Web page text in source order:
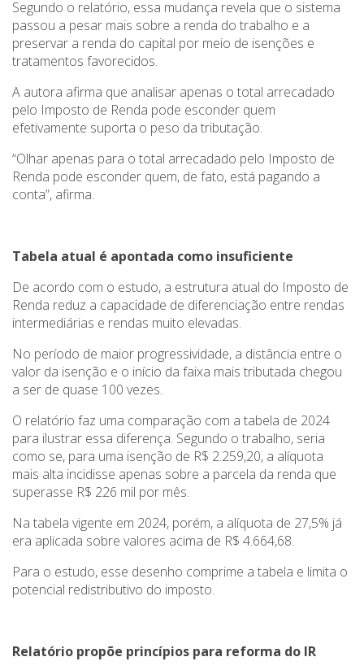
Segundo o relatório, essa mudança revela que o sistema
passou a pesar mais sobre a renda do trabalho e a
preservar a renda do capital por meio de isenções e
tratamentos favorecidos.
A autora afirma que analisar apenas o total arrecadado
pelo Imposto de Renda pode esconder quem
efetivamente suporta o peso da tributação.
“Olhar apenas para o total arrecadado pelo Imposto de
Renda pode esconder quem, de fato, está pagando a
conta”, afirma.
Tabela atual é apontada como insuficiente
De acordo com o estudo, a estrutura atual do Imposto de
Renda reduz a capacidade de diferenciação entre rendas
intermediárias e rendas muito elevadas.
No período de maior progressividade, a distância entre o
valor da isenção e o início da faixa mais tributada chegou
a ser de quase 100 vezes.
O relatório faz uma comparação com a tabela de 2024
para ilustrar essa diferença. Segundo o trabalho, seria
como se, para uma isenção de R$ 2.259,20, a alíquota
mais alta incidisse apenas sobre a parcela da renda que
superasse R$ 226 mil por mês.
Na tabela vigente em 2024, porém, a alíquota de 27,5% já
era aplicada sobre valores acima de R$ 4.664,68.
Para o estudo, esse desenho comprime a tabela e limita o
potencial redistributivo do imposto.
Relatório propõe princípios para reforma do IR